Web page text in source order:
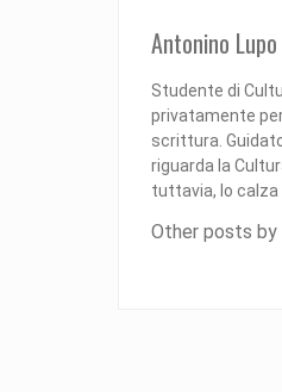
Antonino Lupo
Studente di
privatamente
scrittura.
riguarda la
tuttavia, lo calza
Other posts by